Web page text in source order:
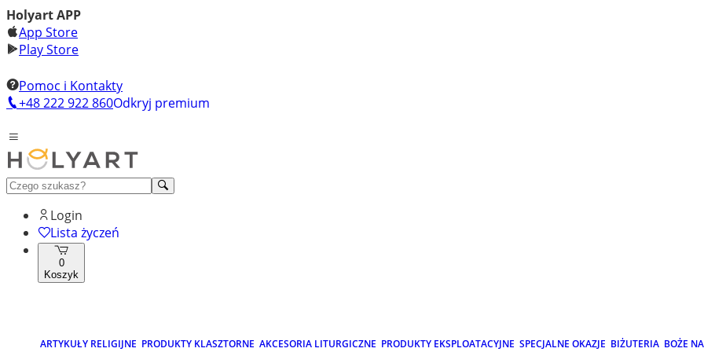
Holyart APP
App Store
Play Store
Pomoc i Kontakty
+48 222 922 860Odkryj premium
Login
Lista życzeń
0
Koszyk
ARTYKUŁY RELIGIJNE PRODUKTY KLASZTORNE AKCESORIA LITURGICZNE PRODUKTY EKSPLOATACYJNE SPECJALNE OKAZJE BIŻUTERIA BOŻE